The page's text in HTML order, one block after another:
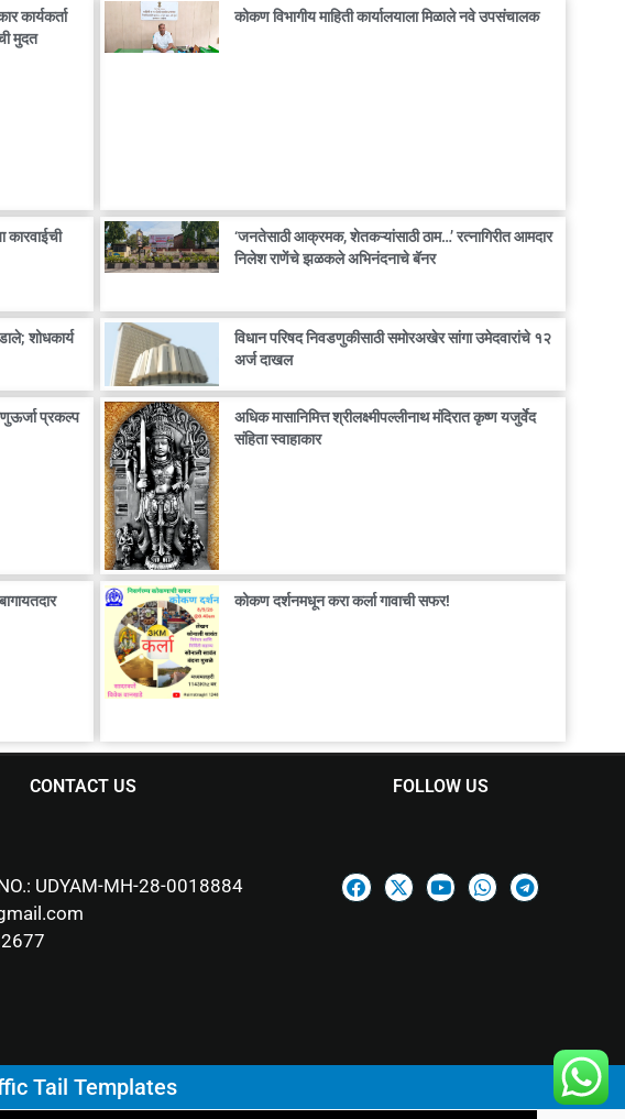
कार्यकर्ता
मुदत
कोकण विभागीय माहिती कार्यालयाला मिळाले नवे उपसंचालक
कारवाईची
‘जनतेसाठी आक्रमक, शेतकऱ्यांसाठी ठाम…’ रत्नागिरीत आमदार
निलेश राणेंचे झळकले अभिनंदनाचे बॅनर
शोधकार्य
विधान परिषद निवडणुकीसाठी समोरअखेर सांगा उमेदवारांचे १२
अर्ज दाखल
प्रकल्प
अधिक मासानिमित्त श्रीलक्ष्मीपल्लीनाथ मंदिरात कृष्ण यजुर्वेद
संहिता स्वाहाकार
कोकण दर्शनमधून करा कर्ला गावाची सफर!
CONTACT US
UDYAM-MH-28-0018884
FOLLOW US
Tail Templates